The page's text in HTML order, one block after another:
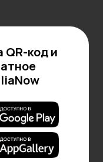
QR-код и